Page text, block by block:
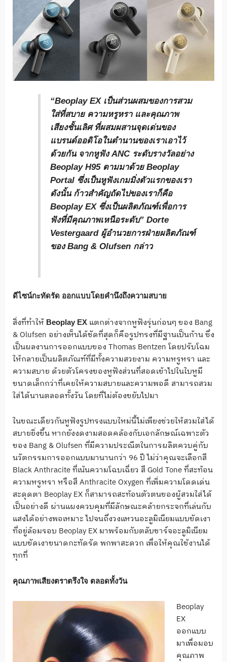
“Beoplay EX เป็นส่วนผสมของการสวม
ใส่ที่สบาย ความหรูหรา และคุณภาพ
เสียงชั้นเลิศ ที่ผสมผสานจุดเด่นของ
แบรนด์ออดิโอในตำนานของเราเอาไว้
ด้วยกัน จากหูฟัง ANC ระดับรางวัลอย่าง
Beoplay H95 ตามมาด้วย Beoplay
Portal ซึ่งเป็นหูฟังเกมมิ่งตัวแรกของเรา
ดังนั้น ก้าวสำคัญถัดไปของเราก็คือ
Beoplay EX ซึ่งเป็นผลิตภัณฑ์เพื่อการ
ฟังที่มีคุณภาพเหนือระดับ”Dorte
Vestergaard ผู้อำนวยการฝ่ายผลิตภัณฑ์
ของ Bang & Olufsen กล่าว
ดีไซน์กะทัดรัด ออกแบบโดยคำนึงถึงความสบาย
สิ่งที่ทำให้ Beoplay EX แตกต่างจากหูฟังรุ่นก่อนๆ ของ Bang
& Olufsen อย่างเห็นได้ชัดที่สุดก็คือรูปทรงที่มีฐานเป็นก้าน ซึ่ง
เป็นผลงานการออกแบบของ Thomas Bentzen โดยปรับโฉม
ให้กลายเป็นผลิตภัณฑ์ที่มีทั้งความสวยงาม ความหรูหรา และ
ความสบาย ด้วยตัวโครงของหูฟังส่วนที่สอดเข้าไปในใบหูมี
ขนาดเล็กกว่าที่เคยให้ความสบายและความพอดี สามารถสวม
ใส่ได้นานตลอดทั้งวัน โดยที่ไม่ต้องขยับไปมา
ในขณะเดียวกันหูฟังรูปทรงแบบใหม่นี้ไม่เพียงช่วยให้สวมใส่ได้
สบายยิ่งขึ้น หากยังงดงามสอดคล้องกับเอกลักษณ์เฉพาะตัว
ของ Bang & Olufsen ที่มีความประณีตในการผลิตควบคู่กับ
นวัตกรรมการออกแบบมานานกว่า 96 ปี ไม่ว่าคุณจะเลือกสี
Black Anthracite ที่เน้นความโฉบเฉี่ยว สี Gold Tone ที่สะท้อน
ความหรูหรา หรือสี Anthracite Oxygen ที่เพิ่มความโดดเด่น
สะดุดตา Beoplay EX ก็สามารถสะท้อนตัวตนของผู้สวมใส่ได้
เป็นอย่างดี ผ่านแผงควบคุมที่มีลักษณะคล้ายกระจกที่เล่นกับ
แสงได้อย่างพอเหมาะ ไปจนถึงวงแหวนอะลูมิเนียมแบบขัดเงา
ที่อยู่ล้อมรอบ Beoplay EX มาพร้อมกับตลับชาร์จอะลูมิเนียม
แบบขัดเงาขนาดกะทัดรัด พกพาสะดวก เพื่อให้คุณใช้งานได้
ทุกที่
คุณภาพเสียงตราตรึงใจ ตลอดทั้งวัน
Beoplay
EX
ออกแบบ
มาเพื่อมอบ
คุณภาพ